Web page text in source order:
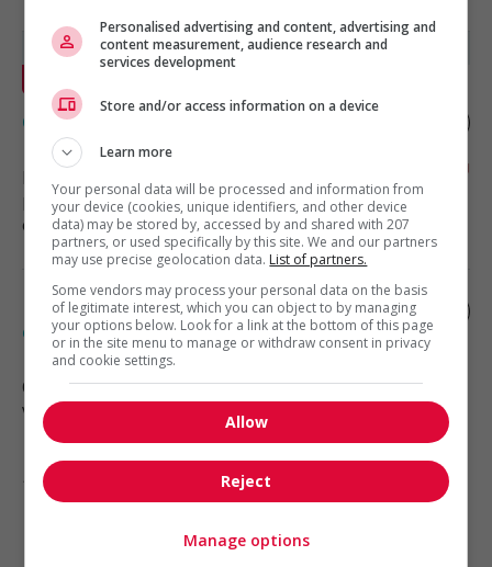
Grillardin
Restauration, hôtellerie, tourisme
et loisirs
Démonstrateur(trice) de produits en
épicerie
Québec, QC
Vente, achat et service à la clientèle
1 - 5 de 5 résultats
Personalised advertising and content, advertising and
content measurement, audience research and
services development
Store and/or access information on a device
Learn more
Your personal data will be processed and information from
your device (cookies, unique identifiers, and other device
data) may be stored by, accessed by and shared with 207
partners, or used specifically by this site. We and our partners
may use precise geolocation data. List of partners.
Some vendors may process your personal data on the basis
of legitimate interest, which you can object to by managing
your options below. Look for a link at the bottom of this page
or in the site menu to manage or withdraw consent in privacy
and cookie settings.
Allow
Reject
Manage options